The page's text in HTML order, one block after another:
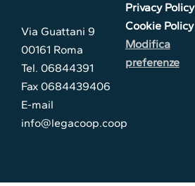
Via Guattani 9
00161 Roma
Tel. 06844391
Fax 0684439406
E-mail
info@legacoop.coop
Privacy Policy
Cookie Policy
Modifica
preferenze